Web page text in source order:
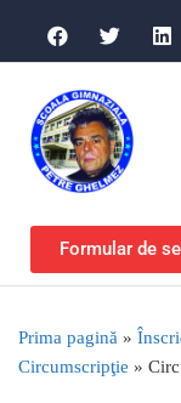
Formular de
Prima pagină »
Circumscripţie »